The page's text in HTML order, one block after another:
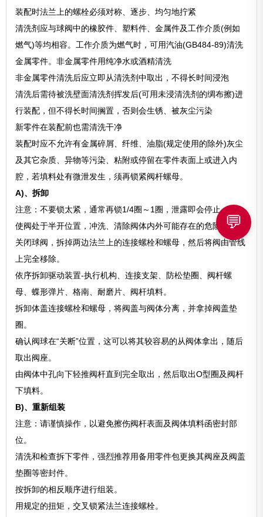
装配时法兰上的螺栓必须对称、逐步、均匀地拧紧
清洗剂应与球阀中的橡胶件、塑料件、金属件及工作介质(例如
燃气)等均相容。工作介质为燃气时，可用汽油(GB484-89)清洗
金属零件。非金属零件用纯净水或酒精清洗
非金属零件清洗后应立即从清洗剂中取出，不得长时间浸泡
清洗后需待被洗壁面清洗剂挥发后(可用未浸清洗剂的绸布擦)进
行装配，但不得长时间搁置，否则会生锈、被灰尘污染
新零件在装配前也需清洗干净
装配时应不允许有金属碎屑、纤维、油脂(规定使用的除外)灰尘
及其它杂质、异物等污染、粘附或停留在零件表面上或进入内
腔，若填料处有微泄发生，须再锁紧阀杆螺母。
A)、拆卸
注意：不要锁太紧，通常再锁1/4圈～1圈，泄露即会停止。
使阀处于半开位置，冲洗、清除阀体内外可能存在的危险物质。
关闭球阀，拆掉两边法兰上的连接螺栓和螺母，然后将阀由管线
上完全移除。
依序拆卸驱动装置-执行机构、连接支架、防松垫圈、阀杆螺
母、蝶形弹片、格南、耐磨片、阀杆填料。
拆卸体盖连接螺栓和螺母，将阀盖与阀体分离，并拿掉阀盖垫
圈。
确认阀球在“关断”位置，这可以将其较容易的从阀体拿出，随后
取出阀座。
由阀体中孔向下轻推阀杆直到完全取出，然后取出O型圈及阀杆
下填料。
B)、重新组装
注意：请谨慎操作，以避免擦伤阀杆表面及阀体填料函密封部
位。
清洗和检查拆下零件，强烈推荐用备用零件包更换其阀座及阀盖
垫圈等密封件。
按拆卸的相反顺序进行组装。
用规定的扭矩，交叉锁紧法兰连接螺栓。
💬